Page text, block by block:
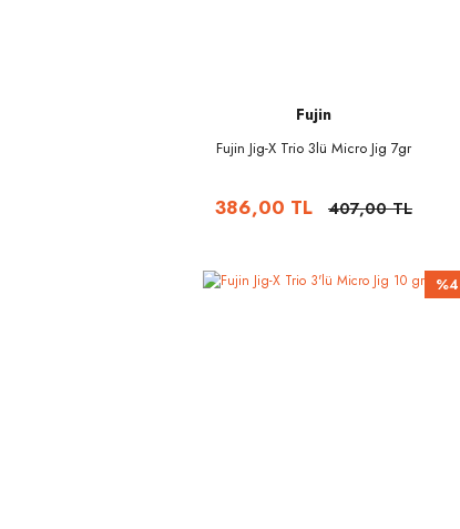
Fujin
Fujin Jig-X Trio 3lü Micro Jig 7gr
386,00 TL 407,00 TL
%4